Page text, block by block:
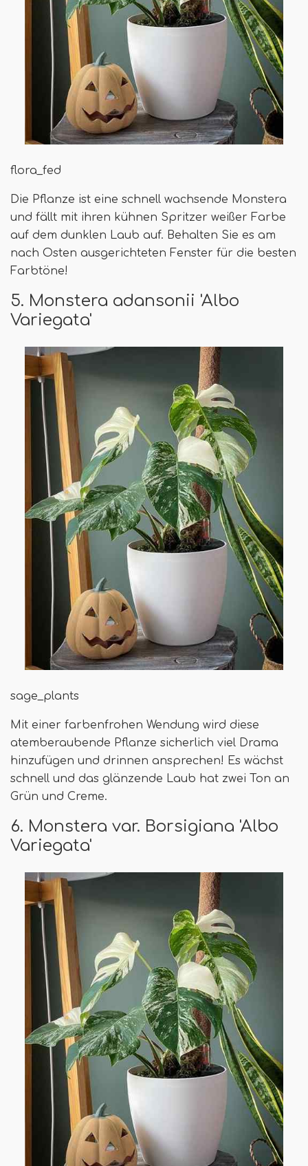
flora_fed
Die Pflanze ist eine schnell wachsende Monstera
und fällt mit ihren kühnen Spritzer weißer Farbe
auf dem dunklen Laub auf. Behalten Sie es am
nach Osten ausgerichteten Fenster für die besten
Farbtöne!
5. Monstera adansonii 'Albo
Variegata'
sage_plants
Mit einer farbenfrohen Wendung wird diese
atemberaubende Pflanze sicherlich viel Drama
hinzufügen und drinnen ansprechen! Es wächst
schnell und das glänzende Laub hat zwei Ton an
Grün und Creme.
6. Monstera var. Borsigiana 'Albo
Variegata'